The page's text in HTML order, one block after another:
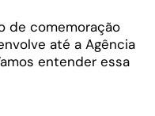
de comemoração
até a Agência
entender essa